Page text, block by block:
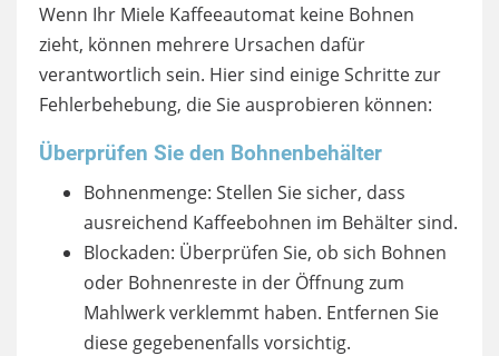
Wenn Ihr Miele Kaffeeautomat keine Bohnen
zieht, können mehrere Ursachen dafür
verantwortlich sein. Hier sind einige Schritte zur
Fehlerbehebung, die Sie ausprobieren können:
Überprüfen Sie den Bohnenbehälter
Bohnenmenge: Stellen Sie sicher, dass
ausreichend Kaffeebohnen im Behälter sind.
Blockaden: Überprüfen Sie, ob sich Bohnen
oder Bohnenreste in der Öffnung zum
Mahlwerk verklemmt haben. Entfernen Sie
diese gegebenenfalls vorsichtig.